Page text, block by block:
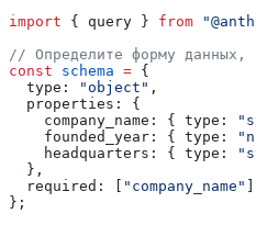
import { query } from
// Определите форму данных,
const schema = {
  type:
"object" ,
  properties:
{
    company_name:
{ type:
    founded_year:
{ type:
    headquarters:
{ type:
  },
  required:
"company_name"
};